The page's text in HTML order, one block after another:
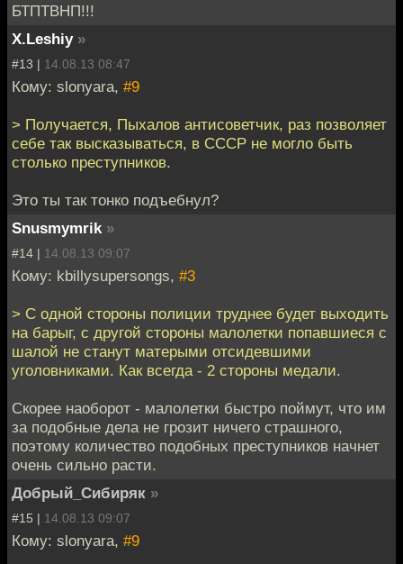
БТПТВНП!!!
X.Leshiy »
#13 | 14.08.13 08:47
Кому: slonyara, #9
> Получается, Пыхалов антисоветчик, раз позволяет
себе так высказываться, в СССР не могло быть
столько преступников.
Это ты так тонко подъебнул?
Snusmymrik »
#14 | 14.08.13 09:07
Кому: kbillysupersongs, #3
> С одной стороны полиции труднее будет выходить
на барыг, с другой стороны малолетки попавшиеся с
шалой не станут матерыми отсидевшими
уголовниками. Как всегда - 2 стороны медали.
Скорее наоборот - малолетки быстро поймут, что им
за подобные дела не грозит ничего страшного,
поэтому количество подобных преступников начнет
очень сильно расти.
Добрый_Сибиряк »
#15 | 14.08.13 09:07
Кому: slonyara, #9